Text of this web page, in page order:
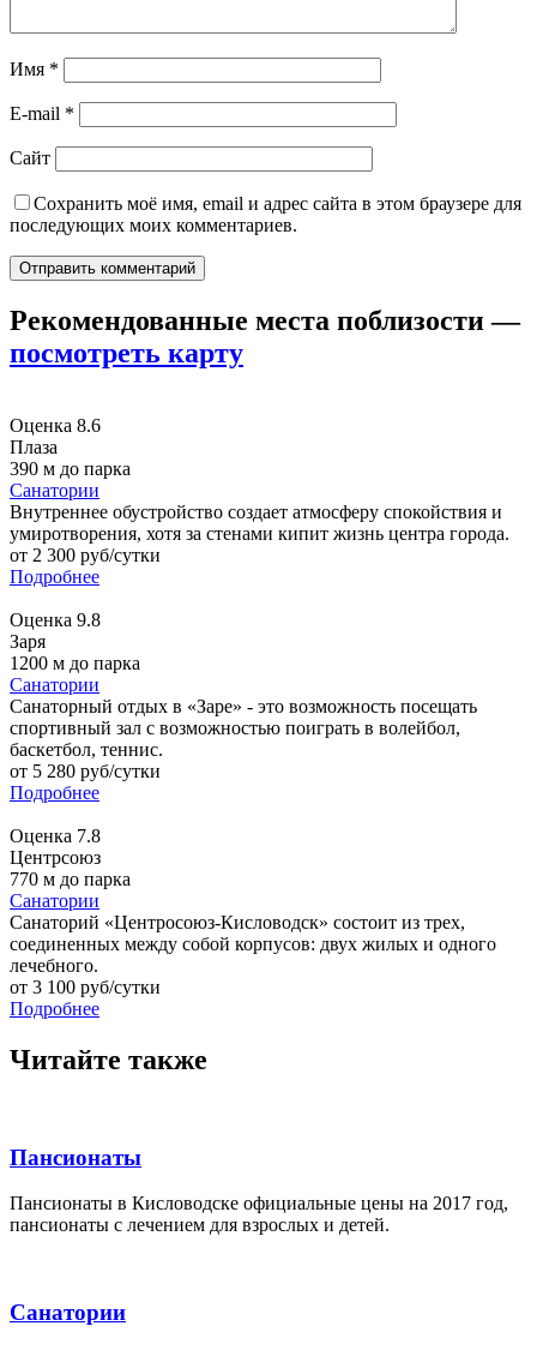
Имя *
E-mail *
Сайт
Сохранить моё имя, email и адрес сайта в этом браузере для
последующих моих комментариев.
Рекомендованные места поблизости—
посмотреть карту
Оценка 8.6
Плаза
390 м до парка
Санатории
Внутреннее обустройство создает атмосферу спокойствия и
умиротворения, хотя за стенами кипит жизнь центра города.
от 2 300 руб/сутки
Подробнее
Оценка 9.8
Заря
1200 м до парка
Санатории
Санаторный отдых в «Заре» - это возможность посещать
спортивный зал с возможностью поиграть в волейбол,
баскетбол, теннис.
от 5 280 руб/сутки
Подробнее
Оценка 7.8
Центрсоюз
770 м до парка
Санатории
Санаторий «Центросоюз-Кисловодск» состоит из трех,
соединенных между собой корпусов: двух жилых и одного
лечебного.
от 3 100 руб/сутки
Подробнее
Читайте также
Пансионаты
Пансионаты в Кисловодске официальные цены на 2017 год,
пансионаты с лечением для взрослых и детей.
Санатории